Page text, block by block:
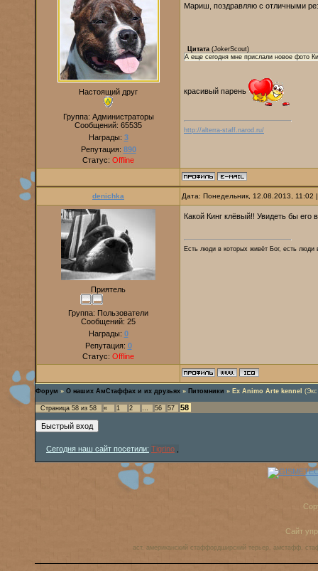
Настоящий друг
Группа: Администраторы
Сообщений: 65535
Награды: 3
Репутация: 890
Статус: Offline
Мариш, поздравляю с отличными
Цитата (JokerScout)
А еще сегодня мне прислали новое фото
красивый парень
http://alterra-staff.narod.ru/
denichka Дата: Понедельник, 12.08.2013,
Приятель
Группа: Пользователи
Сообщений: 25
Награды: 0
Репутация: 0
Статус: Offline
Какой Кинг клёвый!! Увидеть бы его
Есть люди в которых живёт Бог, есть люди
Форум » О наших АмСтаффах и их друзьях » Питомники » Ex Animo Arte kennel
Страница 58 из 58 « 1 2 … 56 57 58
Сегодня наш сайт посетили: Tigrino
Сайт
аст, американский стаффордширский терьер, амстафф,